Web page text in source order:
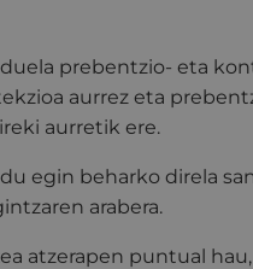
prebentzio- eta
aurrez eta
aurretik ere.
egin beharko direla
arabera.
atzerapen puntual